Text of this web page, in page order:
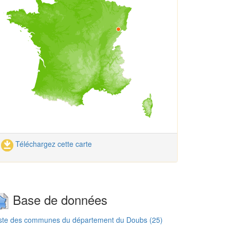
Téléchargez cette carte
Base de données
des communes du département du Doubs (25)